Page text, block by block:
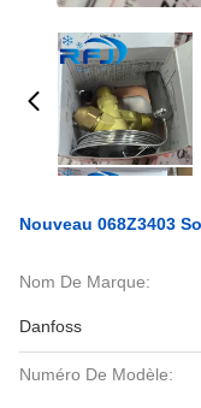
Nouveau 068Z3403
Nom De Marque:
Danfoss
Numéro De Modèle: